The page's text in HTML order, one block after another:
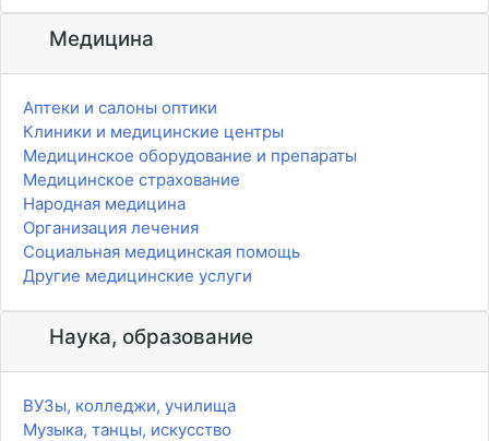
Медицина
Аптеки и салоны оптики
Клиники и медицинские центры
Медицинское оборудование и препараты
Медицинское страхование
Народная медицина
Организация лечения
Социальная медицинская помощь
Другие медицинские услуги
Наука, образование
ВУЗы, колледжи, училища
Музыка, танцы, искусство